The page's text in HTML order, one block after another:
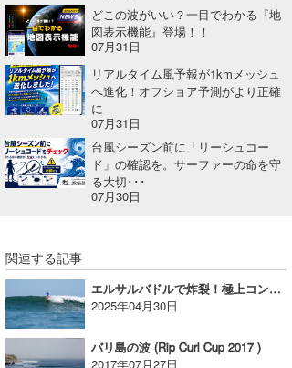
どこの波がいい？一目でわかる『地
図表示機能』登場！！
07月31日
リアルタイム風予報が1kmメッシュ
へ進化！オフショア予測がより正確
に
07月31日
台風シーズン前に「リーシュコー
ド」の確認を。サーファーの命を守
る大切･･･
07月30日
関連する記事
エルサルバドルで炸裂！極上コンディションに沸いたISA世界ロングボード選手権・大会5日目
2025年04月30日
バリ島の波 (Rip Curl Cup 2017 )
2017年07月27日
ハンマー
まっきー
三輪予報士
小川予報士
上田純子
SancheZ
ゴン
米山予報士